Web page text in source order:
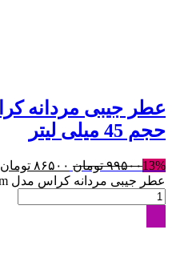
حجم 45 میلی لیتر
13%۹۹۵۰۰ تومان ۸۶۵۰۰ تومان
عطر جیبی مردانه کراس مدل Gypsy Room حجم 45 میلی لیتر عدد